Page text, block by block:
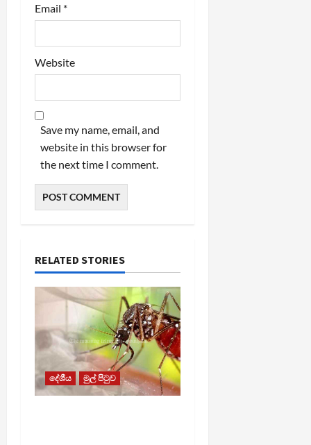
Email *
Website
Save my name, email, and
website in this browser for
the next time I comment.
RELATED STORIES
දේශීය මුල් පිටුව